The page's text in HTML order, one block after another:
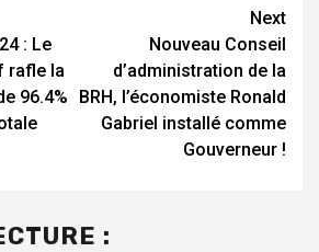
: Le
rafle la
96.4%
Next
Nouveau Conseil
d’administration de la
BRH, l’économiste Ronald
Gabriel installé comme
Gouverneur !
: